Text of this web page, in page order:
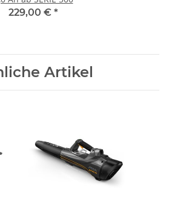
229,00 € *
Artikel